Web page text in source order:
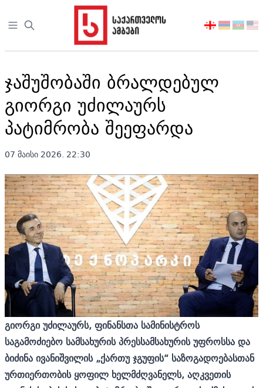
Open sidebar
აირჩიეთ
ჯაშუშობაში ბრალდებულ
გიორგი უძილაურს
პატიმრობა შეეფარდა
07 მაისი 2026. 22:30
გიორგი უძილაურს, ფინანსთა სამინისტროს
საგამოძიებო სამსახურის პრესსამსახურის უფროსსა და
ბიძინა ივანიშვილის „ქართუ ჯგუფის“ საზოგადოებასთან
ურთიერთობის ყოფილ ხელმძღვანელს, აღკვეთის